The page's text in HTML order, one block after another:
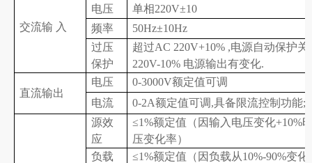
交流输 入
电压
单相220V±10
频率
50Hz±10Hz
过压
保护
超过AC 220V+10% ,电源自动保护
220V-10% 电源输出有变化.
直流输出
电压
0-3000V额定值可调
电流
0-2A额定值可调,具备限流控制功能;
源效
应
≤1%额定值（因输入电压变化+10%
压变化率）
负载
≤1%额定值（因负载从10%-90%变